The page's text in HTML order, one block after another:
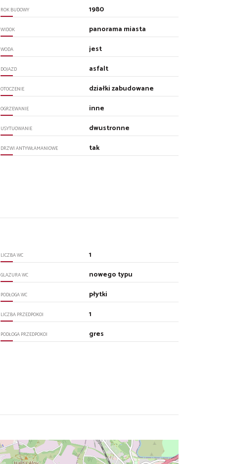
ROK BUDOWY 1980
WIDOK panorama miasta
WODA jest
DOJAZD asfalt
OTOCZENIE działki zabudowane
OGRZEWANIE inne
USYTUOWANIE dwustronne
DRZWI ANTYWŁAMANIOWE tak
LICZBA WC 1
GLAZURA WC nowego typu
PODŁOGA WC płytki
LICZBA PRZEDPOKOI 1
PODŁOGA PRZEDPOKOI gres